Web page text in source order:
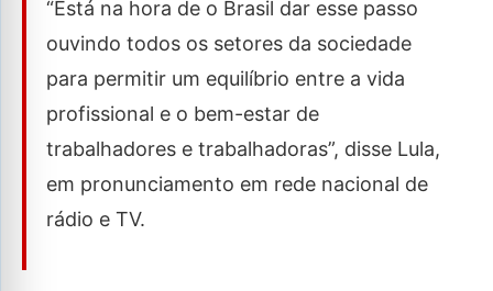
“Está na hora de o Brasil dar esse passo
ouvindo todos os setores da sociedade
para permitir um equilíbrio entre a vida
profissional e o bem-estar de
trabalhadores e trabalhadoras”, disse Lula,
em pronunciamento em rede nacional de
rádio e TV.